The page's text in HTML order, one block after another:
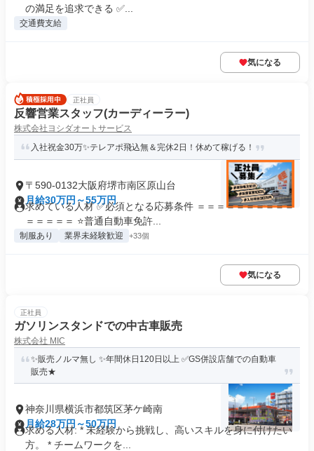
の満足を追求できる ✅...
交通費支給
気になる
正社員
反響営業スタッフ(カーディーラー)
株式会社ヨシダオートサービス
入社祝金30万✨テレアポ飛込無＆完休2日！休めて稼げる！
〒590-0132大阪府堺市南区原山台
月給30万円～55万円
求めている人材 ✅必須となる応募条件 ＝＝＝＝＝＝＝＝＝＝
＝＝＝＝＝ ⭐普通自動車免許...
制服あり 業界未経験歓迎 +33個
気になる
正社員
ガソリンスタンドでの中古車販売
株式会社 MIC
✨販売ノルマ無し ✨年間休日120日以上 ✅GS併設店舗での自動車
販売★
神奈川県横浜市都筑区茅ケ崎南
月給28万円～50万円
求める人材: * 未経験から挑戦し、高いスキルを身に付けたい
方。 * チームワークを...